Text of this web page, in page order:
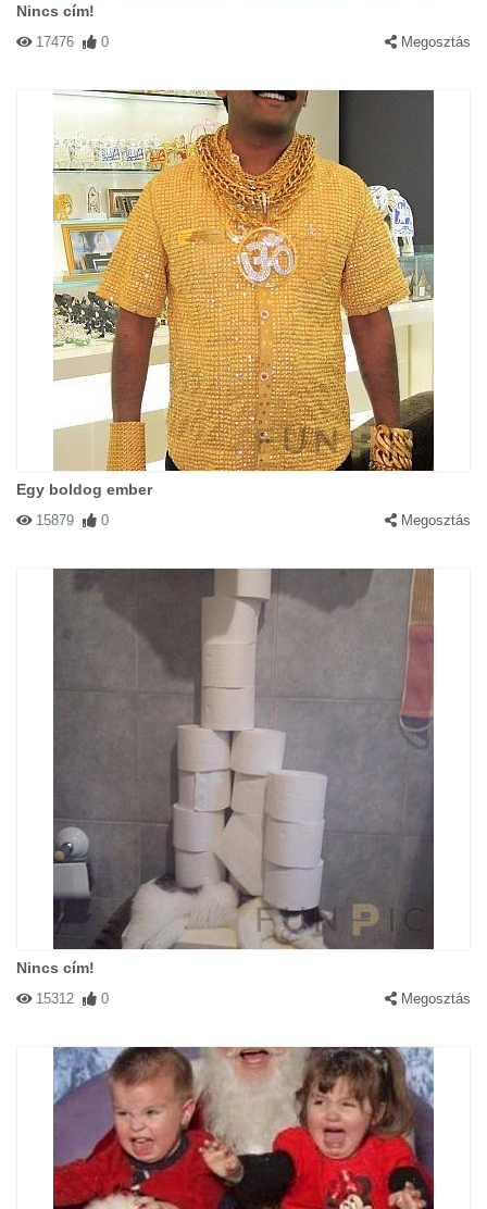
Nincs cím!
17476 0 Megosztás
Egy boldog ember
15879 0 Megosztás
Nincs cím!
15312 0 Megosztás